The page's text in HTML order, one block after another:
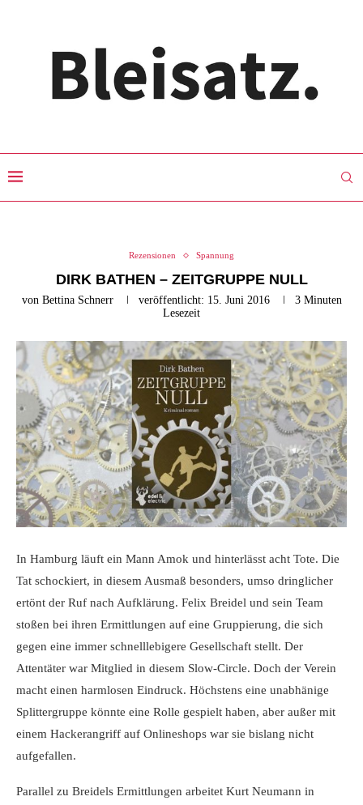
Rezensionen Spannung
DIRK BATHEN – ZEITGRUPPE NULL
von Bettina Schnerr veröffentlicht: 15. Juni 2016
3 Minuten
Lesezeit
In Hamburg läuft ein Mann Amok und hinterlässt acht Tote. Die
Tat schockiert, in diesem Ausmaß besonders, umso dringlicher
ertönt der Ruf nach Aufklärung. Felix Breidel und sein Team
stoßen bei ihren Ermittlungen auf eine Gruppierung, die sich
gegen eine immer schnelllebigere Gesellschaft stellt. Der
Attentäter war Mitglied in diesem Slow-Circle. Doch der Verein
macht einen harmlosen Eindruck. Höchstens eine unabhänige
Splittergruppe könnte eine Rolle gespielt haben, aber außer mit
einem Hackerangriff auf Onlineshops war sie bislang nicht
aufgefallen.
Parallel zu Breidels Ermittlungen arbeitet Kurt Neumann in